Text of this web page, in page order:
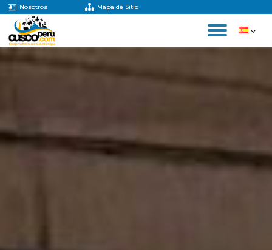
Nosotros Mapa de Sitio